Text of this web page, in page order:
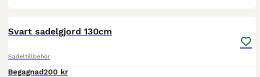
Svart sadelgjord 130cm
Sadeltillbehör
Begagnad200 kr